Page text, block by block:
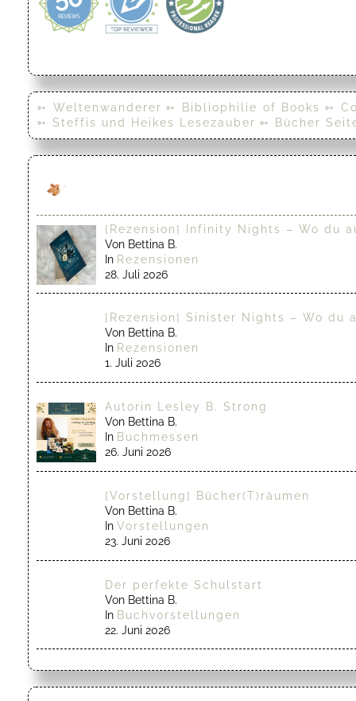
➳ Weltenwanderer ➳ Bibliophilie of Books ➳
➳ Steffis und Heikes Lesezauber ➳ Bücher
[Rezension] Infinity Nights – Wo du
Von Bettina B.
In Rezensionen
28. Juli 2026
[Rezension] Sinister Nights – Wo du
Von Bettina B.
In Rezensionen
1. Juli 2026
Autorin Lesley B. Strong
Von Bettina B.
In Buchmessen
26. Juni 2026
[Vorstellung] Bücher(T)räumen
Von Bettina B.
In Vorstellungen
23. Juni 2026
Der perfekte Schulstart
Von Bettina B.
In Buchvorstellungen
22. Juni 2026